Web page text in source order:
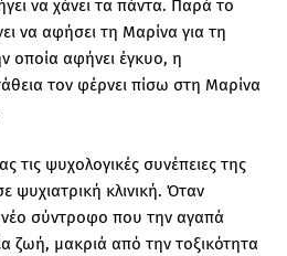
να χάνει τα πάντα. Παρά το
να αφήσει τη Μαρίνα για τη
οποία αφήνει έγκυο, η
τον φέρνει πίσω στη Μαρίνα
τις ψυχολογικές συνέπειες της
ψυχιατρική κλινική. Όταν
νέο σύντροφο που την αγαπά
ζωή, μακριά από την τοξικότητα